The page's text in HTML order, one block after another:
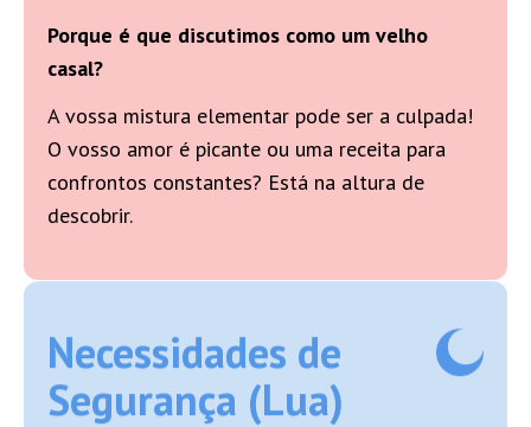
Porque é que discutimos como um velho
casal?
A vossa mistura elementar pode ser a culpada!
O vosso amor é picante ou uma receita para
confrontos constantes? Está na altura de
descobrir.
Necessidades de
Segurança (Lua)